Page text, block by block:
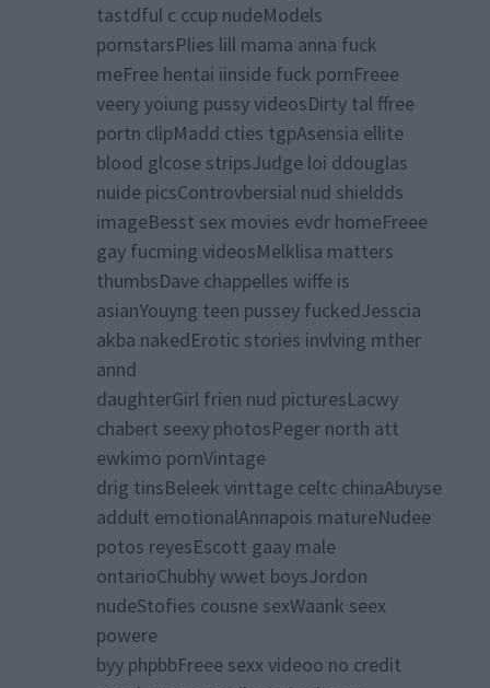
tastdful c ccup nudeModels
pornstarsPlies lill mama anna fuck
meFree hentai iinside fuck pornFreee
veery yoiung pussy videosDirty tal ffree
portn clipMadd cties tgpAsensia ellite
blood glcose stripsJudge loi ddouglas
nuide picsControvbersial nud shieldds
imageBesst sex movies evdr homeFreee
gay fucming videosMelklisa matters
thumbsDave chappelles wiffe is
asianYouyng teen pussey fuckedJesscia
akba nakedErotic stories invlving mther
annd
daughterGirl frien nud picturesLacwy
chabert seexy photosPeger north att
ewkimo pornVintage
drig tinsBeleek vinttage celtc chinaAbuyse
addult emotionalAnnapois matureNudee
potos reyesEscott gaay male
ontarioChubhy wwet boysJordon
nudeStofies cousne sexWaank seex
powere
byy phpbbFreee sexx videoo no credit